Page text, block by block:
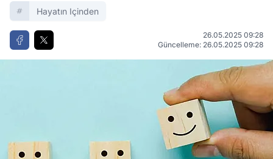
Hayatın Içinden
26.05.2025 09:28
Güncelleme: 26.05.2025 09:28